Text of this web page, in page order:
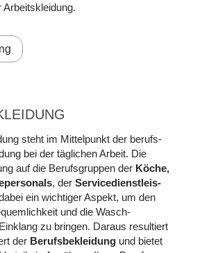
steht im Mittel­punkt der berufs­
bei der täg­lichen Arbeit. Die
auf die Berufs­gruppen der Köche,
, der Service­dienst­leis­
ein wich­tiger As­pekt, um den
und die Wasch­
zu bringen. Daraus resultiert
der Berufs­bekleidungund bietet